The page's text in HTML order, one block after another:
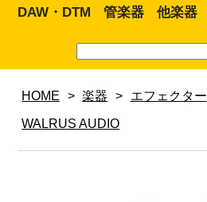
DAW・DTM 管楽器 他楽器
HOME > 楽器 > エフェクター
WALRUS AUDIO